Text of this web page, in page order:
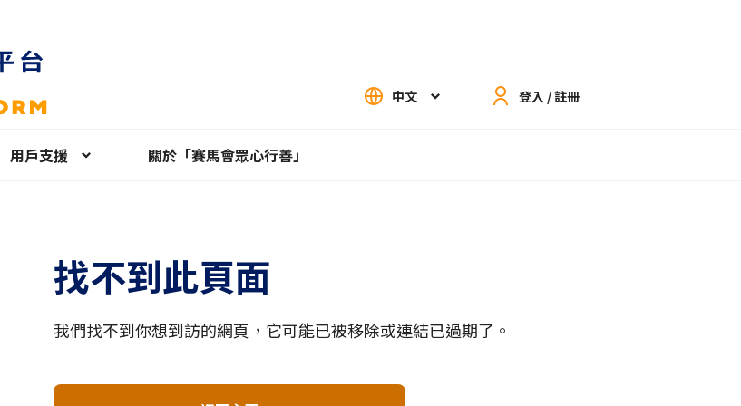
中文 登入 / 註冊
用戶支援 關於「賽馬會眾心行善」
找不到此頁面
我們找不到你想到訪的網頁，它可能已被移除或連結已過期了。